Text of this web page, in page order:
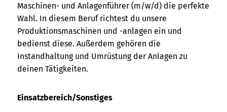
Maschinen- und Anlagenführer (m/w/d) die perfekte
Wahl. In diesem Beruf richtest du unsere
Produktionsmaschinen und -anlagen ein und
bedienst diese. Außerdem gehören die
Instandhaltung und Umrüstung der Anlagen zu
deinen Tätigkeiten.
Einsatzbereich/Sonstiges